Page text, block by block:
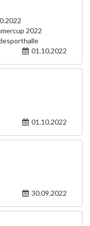
2022
01.10.2022
01.10.2022
30.09.2022